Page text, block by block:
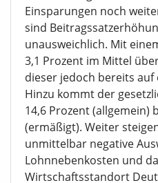
Sollte das BStabG auf
Verhandlungsstand
Einsparungen noch
sind
unausweichlich. Mit
3,1 Prozent im Mittel
dieser jedoch bereits auf
Hinzu kommt der
14,6 Prozent (allgemein)
(ermäßigt). Weiter
unmittelbar negative